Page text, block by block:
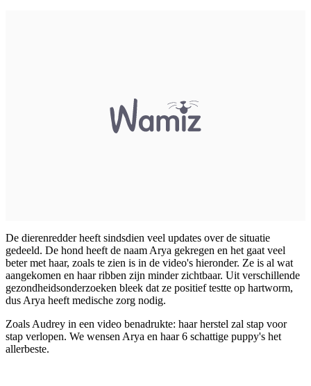
De dierenredder heeft sindsdien veel updates over de situatie
gedeeld. De hond heeft de naam Arya gekregen en het gaat veel
beter met haar, zoals te zien is in de video's hieronder. Ze is al wat
aangekomen en haar ribben zijn minder zichtbaar. Uit verschillende
gezondheidsonderzoeken bleek dat ze positief testte op hartworm,
dus Arya heeft medische zorg nodig.
Zoals Audrey in een video benadrukte: haar herstel zal stap voor
stap verlopen. We wensen Arya en haar 6 schattige puppy's het
allerbeste.